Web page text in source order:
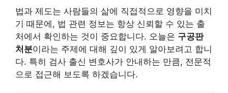
법과 제도는 사람들의 삶에 직접적으로 영향을 미치
기 때문에, 법 관련 정보는 항상 신뢰할 수 있는 출
처에서 확인하는 것이 중요합니다. 오늘은 구공판
처분이라는 주제에 대해 깊이 있게 알아보려고 합니
다. 특히 검사 출신 변호사가 안내하는 만큼, 전문적
으로 접근해 보도록 하겠습니다.